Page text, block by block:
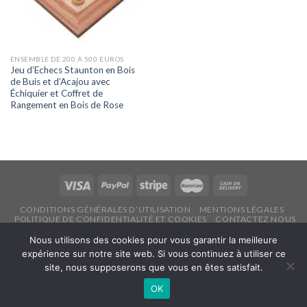
ENSEMBLE DE 200 À 500 EUROS
Jeu d’Echecs Staunton en Bois
de Buis et d’Acajou avec
Échiquier et Coffret de
Rangement en Bois de Rose
CONDITIONS GÉNÉRALES D’UTILISATION
MENTIONS LÉGALES
POLITIQUE DE CONFIDENTIALITÉ ET COOKIES
CONTACTEZ NOUS
Copyright 2026 ©Echecsonline.net
Français
Nous utilisons des cookies pour vous garantir la meilleure
expérience sur notre site web. Si vous continuez à utiliser ce
site, nous supposerons que vous en êtes satisfait.
OK